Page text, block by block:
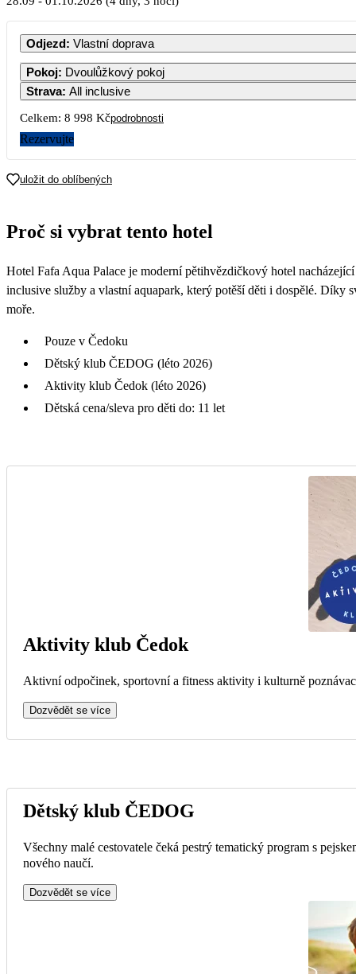
7
14
Odjezd: Vlastní doprava
Pokoj: Dvoulůžkový pokoj
Strava: All inclusive
Celkem: 8 998 Kčpodrobnosti
Rezervujte
uložit do oblíbených
Proč si vybrat tento hotel
Hotel Fafa Aqua Palace je moderní pětihvězdičkový hotel
inclusive služby a vlastní aquapark, který potěší děti i dospělé.
moře.
Pouze v Čedoku
Dětský klub ČEDOG (léto 2026)
Aktivity klub Čedok (léto 2026)
Dětská cena/sleva pro děti do: 11 let
Aktivity klub Čedok
Aktivní odpočinek, sportovní a fitness aktivity i kulturně
Dozvědět se více
Dětský klub ČEDOG
Všechny malé cestovatele čeká pestrý tematický program s
nového naučí.
Dozvědět se více